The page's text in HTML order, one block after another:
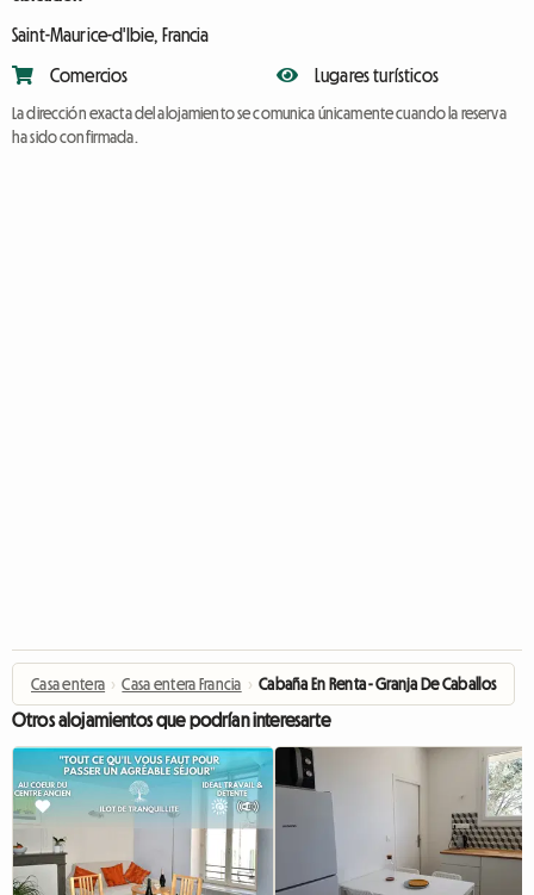
Saint-Maurice-d'Ibie, Francia
Comercios Lugares turísticos
La dirección exacta del alojamiento se comunica únicamente cuando la reserva
ha sido confirmada.
Casa entera › Casa entera Francia › Cabaña En Renta - Granja De Caballos
Otros alojamientos que podrían interesarte